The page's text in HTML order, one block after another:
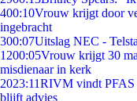
400:10Vrouw krijgt door
ingebracht
300:07Uitslag NEC -
1200:05Vrouw krijgt 30
misdienaar in kerk
2023:11RIVM vindt PFAS
blijft advies